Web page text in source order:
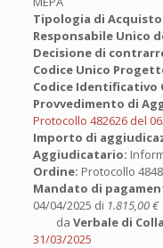
Tipologia di
Responsabile Unico
Decisione di
Codice Unico
Codice Identificativo
Provvedimento di
Protocollo 482626 del
Importo di
Aggiudicatario:
Ordine: Protocollo
Mandato di
04/04/2025 di 1.815,00 €
da Verbale di
31/03/2025